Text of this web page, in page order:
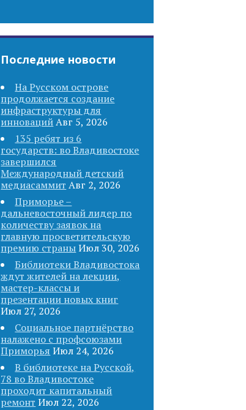
Последние новости
На Русском острове
продолжается создание
инфраструктуры для
инновацийАвг 5, 2026
135 ребят из 6
государств: во Владивостоке
завершился
Международный детский
медиасаммит Авг 2, 2026
Приморье –
дальневосточный лидер по
количеству заявок на
главную просветительскую
премию страныИюл 30, 2026
Библиотеки Владивостока
ждут жителей на лекции,
мастер-классы и
презентации новых книг
Июл 27, 2026
Социальное партнёрство
налажено с профсоюзами
Приморья Июл 24, 2026
В библиотеке на Русской,
78 во Владивостоке
проходит капитальный
ремонт Июл 22, 2026